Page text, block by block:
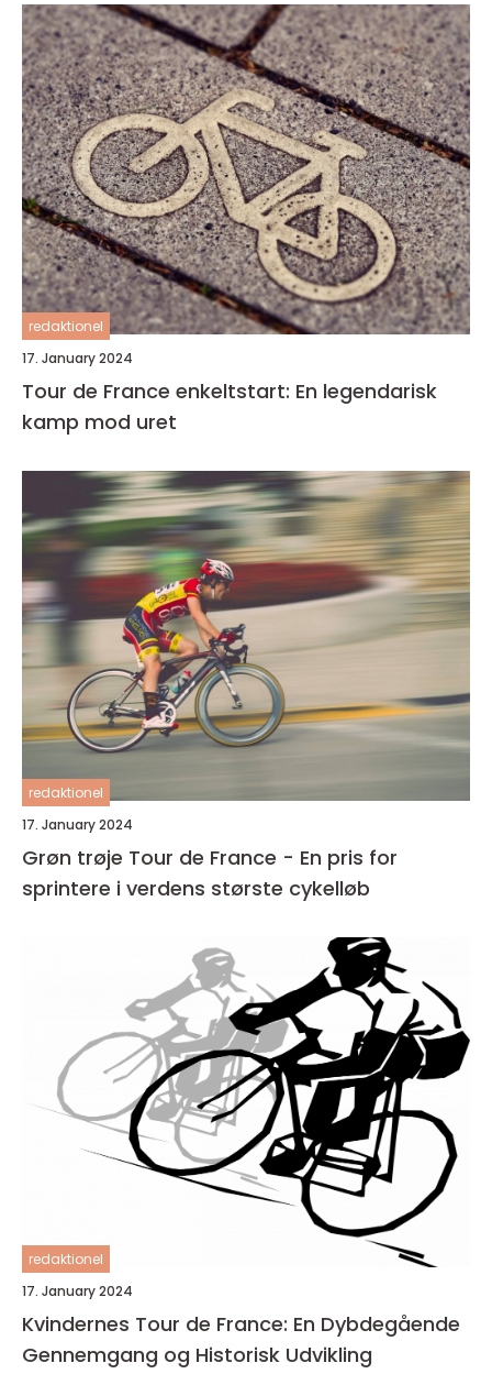
redaktionel
17. January 2024
Tour de France enkeltstart: En legendarisk
kamp mod uret
redaktionel
17. January 2024
Grøn trøje Tour de France - En pris for
sprintere i verdens største cykelløb
redaktionel
17. January 2024
Kvindernes Tour de France: En Dybdegående
Gennemgang og Historisk Udvikling